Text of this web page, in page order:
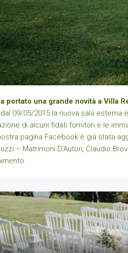
portato una grande novità a Villa
09/05/2015 la nuova sala
di alcuni fidati fornitori e le
pagina Facebook è già stata
– Matrimoni D’Autori, Claudio